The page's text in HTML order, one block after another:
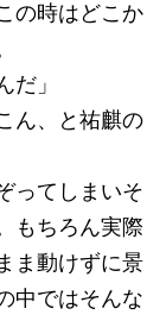
の時はどこか
」
ん、と祐麒の
ってしまいそ
もちろん実際
ま動けずに景
中ではそんな